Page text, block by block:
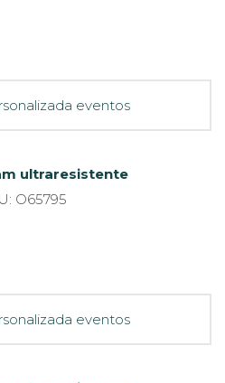
ultraresistente
O65795